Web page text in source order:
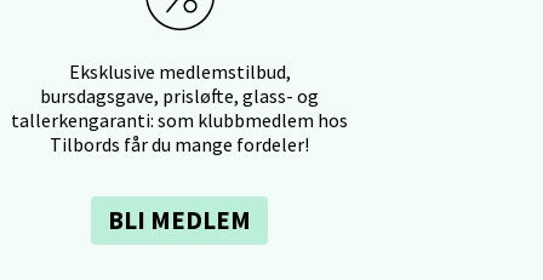
Eksklusive medlemstilbud,
bursdagsgave, prisløfte, glass- og
tallerkengaranti: som klubbmedlem hos
Tilbords får du mange fordeler!
BLI MEDLEM